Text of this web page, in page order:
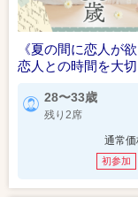
《夏の間に恋人が
恋人との時間を大
28〜33歳
残り2席
通常
初参加